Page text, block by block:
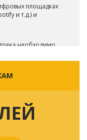
площадках
и т.д.) и
необходимо